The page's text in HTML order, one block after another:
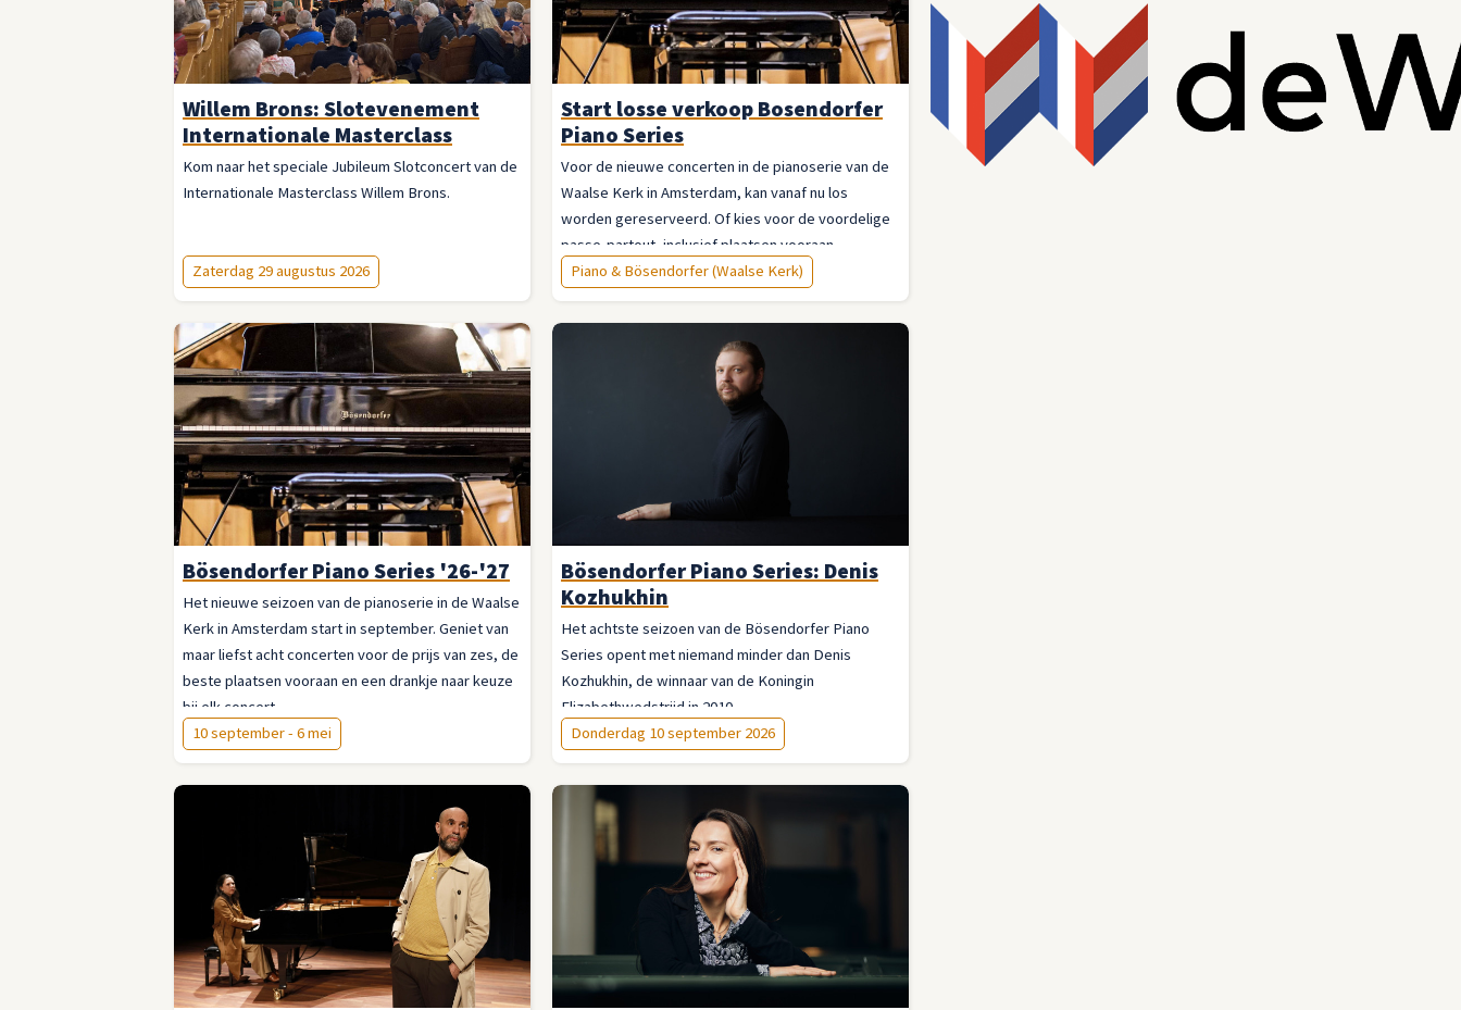
genug’.U kunt kiezen uit vier uitvoeringen: in
Amsterdam, Groningen, Utrecht of Leiden.
Willem Brons: Slotevenement
Internationale Masterclass
Kom naar het speciale Jubileum Slotconcert van de
Internationale Masterclass Willem Brons.
Zaterdag 29 augustus 2026
Start losse verkoop Bosendorfer
Piano Series
Voor de nieuwe concerten in de pianoserie van de
Waalse Kerk in Amsterdam, kan vanaf nu los
worden gereserveerd. Of kies voor de voordelige
passe-partout, inclusief plaatsen vooraan.
Piano & Bösendorfer (Waalse Kerk)
Bösendorfer Piano Series '26-'27
Het nieuwe seizoen van de pianoserie in de Waalse
Kerk in Amsterdam start in september. Geniet van
maar liefst acht concerten voor de prijs van zes, de
beste plaatsen vooraan en een drankje naar keuze
bij elk concert.
10 september - 6 mei
Bösendorfer Piano Series: Denis
Kozhukhin
Het achtste seizoen van de Bösendorfer Piano
Series opent met niemand minder dan Denis
Kozhukhin, de winnaar van de Koningin
Elizabethwedstrijd in 2010.
Donderdag 10 september 2026